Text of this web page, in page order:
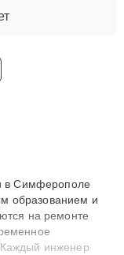
в Симферополе
образованием и
на ремонте
инженер